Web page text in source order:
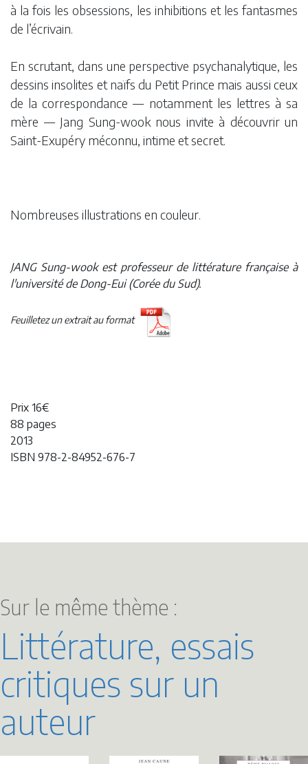
à la fois les obsessions, les inhibitions et les fantasmes
de l’écrivain.
En scrutant, dans une perspective psychanalytique, les
dessins insolites et naïfs du Petit Prince mais aussi ceux
de la correspondance — notamment les lettres à sa
mère — Jang Sung-wook nous invite à découvrir un
Saint-Exupéry méconnu, intime et secret.
Nombreuses illustrations en couleur.
JANG Sung-wook est professeur de littérature française à
l'université de Dong-Eui (Corée du Sud).
Feuilletez un extrait au format
Prix 16€
88 pages
2013
ISBN 978-2-84952-676-7
Sur le même thème :
Littérature, essais
critiques sur un
auteur